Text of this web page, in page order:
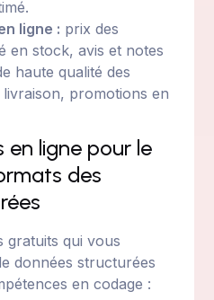
ligne : prix des
en stock, avis et notes
haute qualité des
promotions en
en ligne pour le
des
gratuits qui vous
données structurées
en codage :